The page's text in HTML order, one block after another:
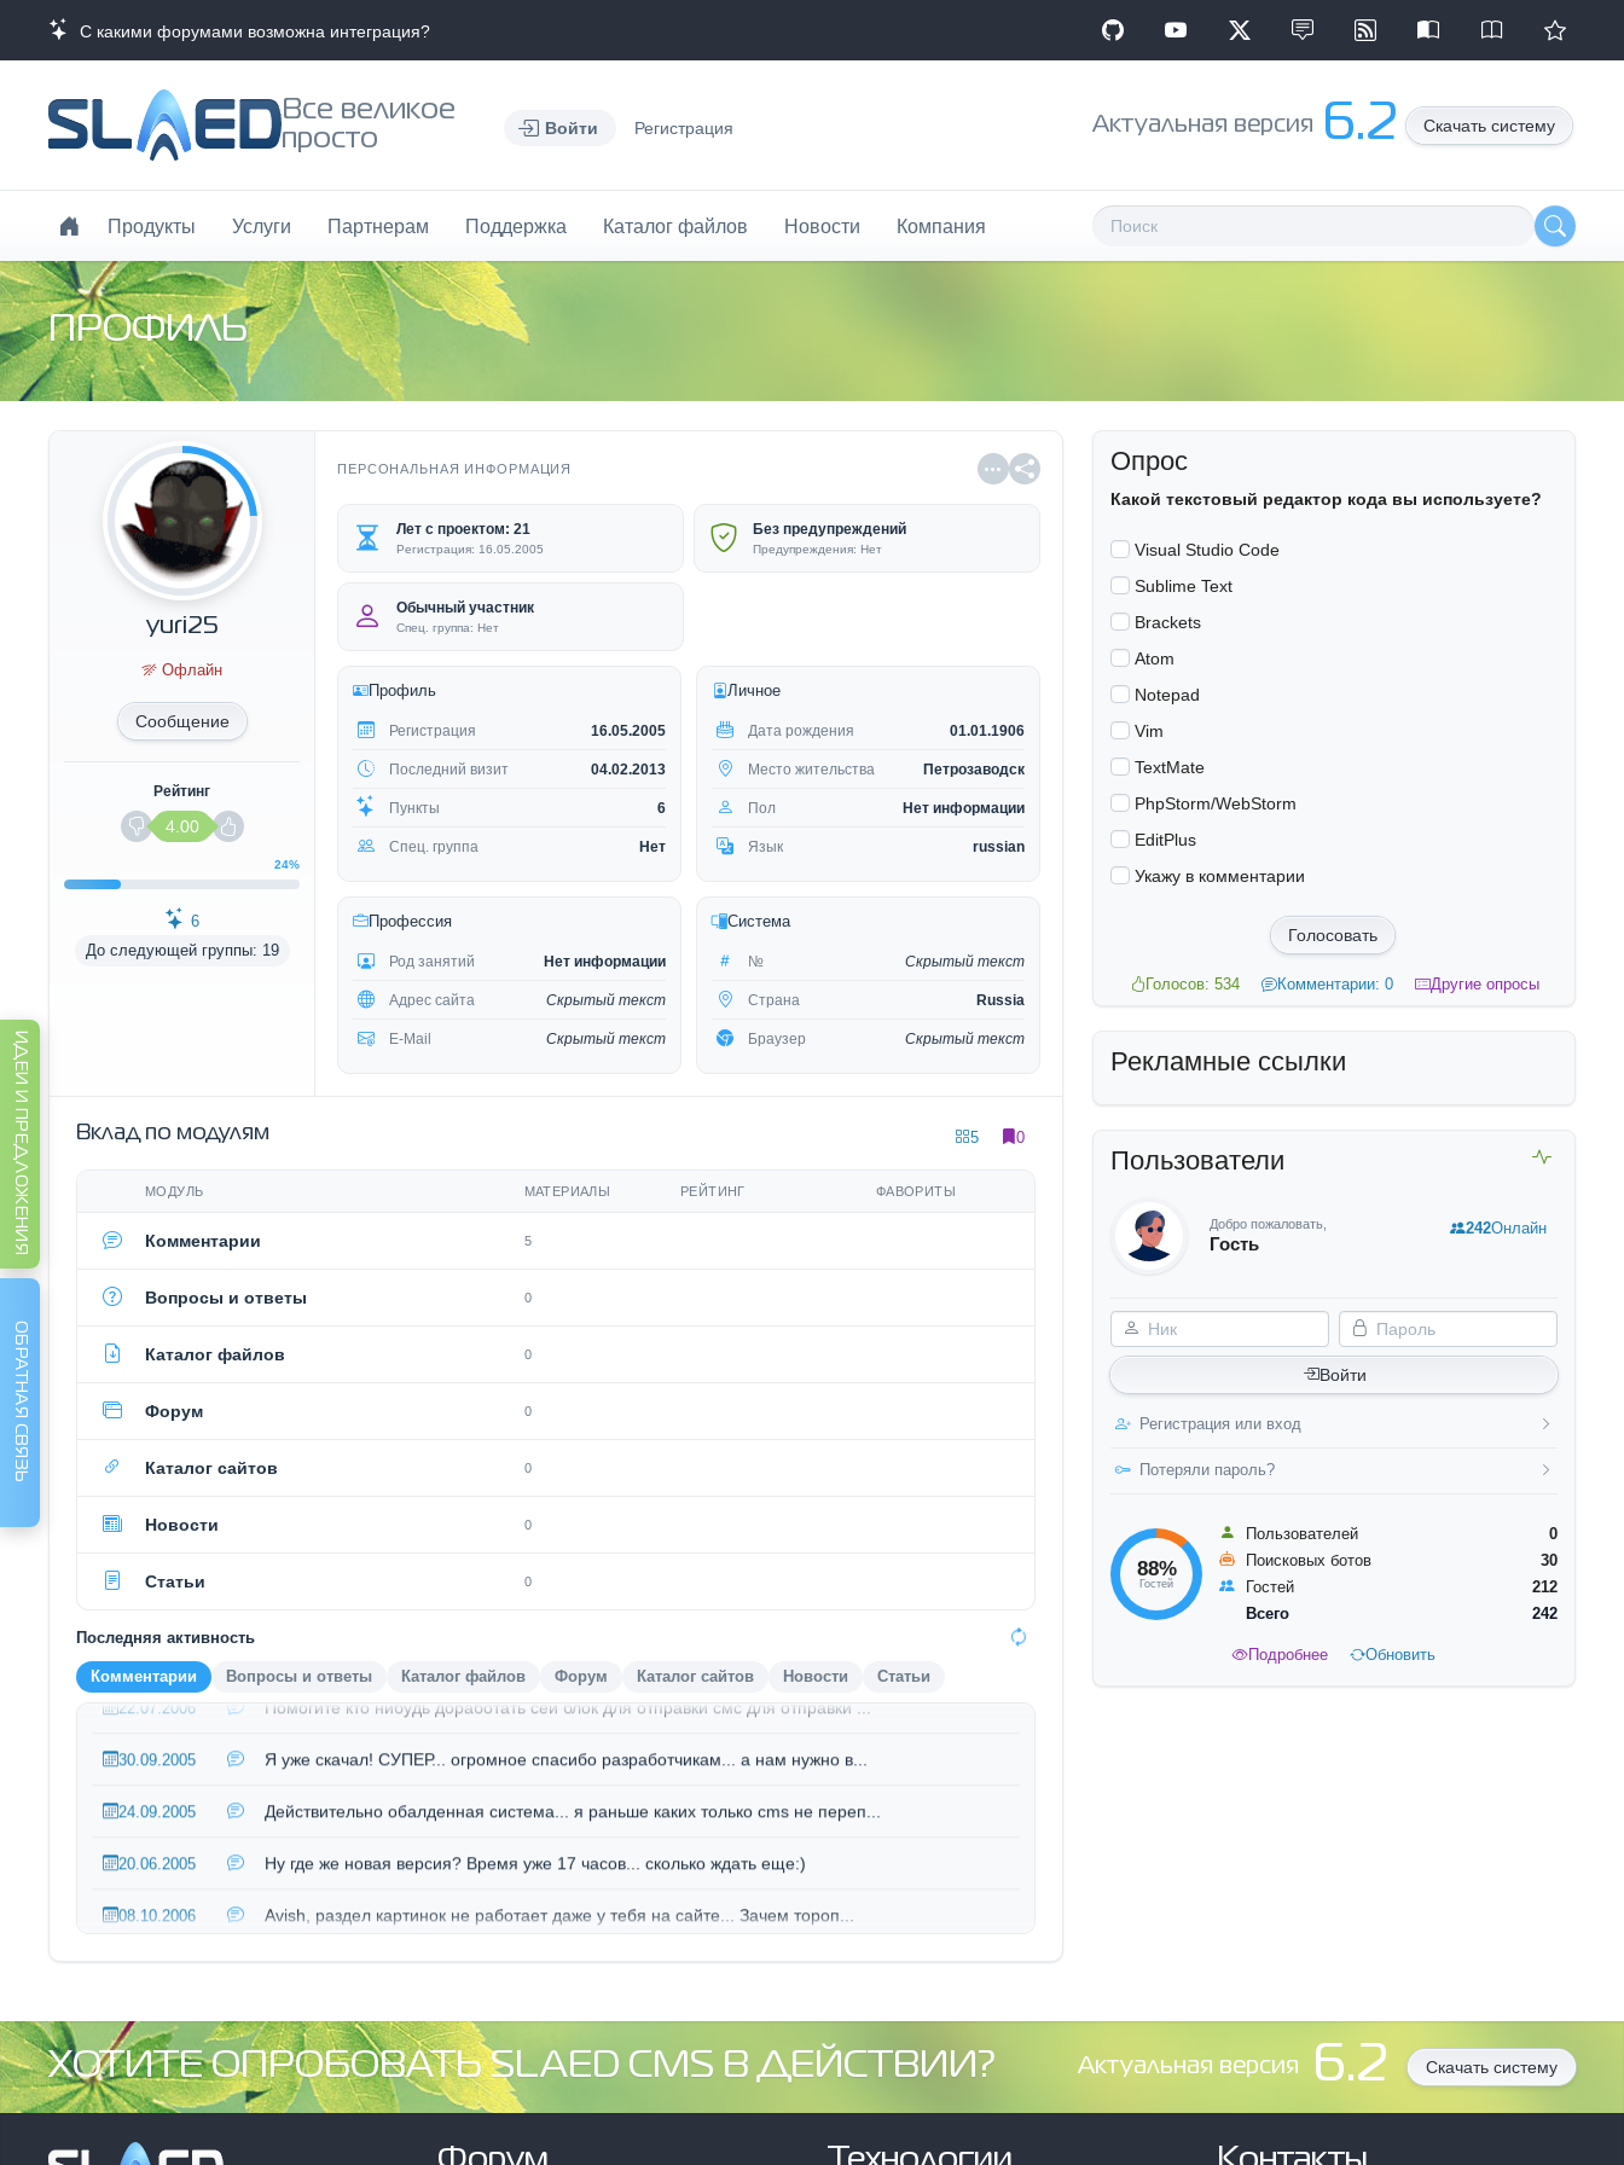
С какими форумами возможна интеграция?
Все великое
просто
Войти Регистрация Aктуальная версия 6.2 Скачать систему
Продукты Услуги Партнерам Поддержка Каталог файлов Новости Компания
ПРОФИЛЬ
yuri25
Офлайн
Сообщение
Рейтинг
4.00
24%
6
До следующей группы: 19
ПЕРСОНАЛЬНАЯ ИНФОРМАЦИЯ
Лет с проектом: 21
Регистрация: 16.05.2005
Без предупреждений
Предупреждения: Нет
Обычный участник
Спец. группа: Нет
Профиль
Регистрация 16.05.2005
Последний визит 04.02.2013
Пункты 6
Спец. группа Нет
Личное
Дата рождения 01.01.1906
Место жительства Петрозаводск
Пол Нет информации
Язык russian
Профессия
Род занятий Нет информации
Адрес сайта Скрытый текст
E-Mail Скрытый текст
Система
№ Скрытый текст
Страна Russia
Браузер Скрытый текст
Вклад по модулям 5 0
МОДУЛЬ МАТЕРИАЛЫ РЕЙТИНГ ФАВОРИТЫ
Комментарии 5
Вопросы и ответы 0
Каталог файлов 0
Форум 0
Каталог сайтов 0
Новости 0
Статьи 0
Последняя активность
Комментарии Вопросы и ответы Каталог файлов Форум Каталог сайтов Новости Статьи
08.10.2006
30.09.2005 Я уже скачал! СУПЕР... огромное спасибо разработчикам... а нам нужно в...
24.09.2005 Действительно обалденная система... я раньше каких только cms не переп...
20.06.2005 Ну где же новая версия? Время уже 17 часов... сколько ждать еще:)
08.10.2006 Avish, раздел картинок не работает даже у тебя на сайте... Зачем тороп...
24.09.2005 Действительно обалденная система... я раньше каких только cms не переп...
20.06.2005 Ну где же новая версия? Время уже 17 часов... сколько ждать еще:)
Опрос
Какой текстовый редактор кода вы используете?
Visual Studio Code
Sublime Text
Brackets
Atom
Notepad
Vim
TextMate
PhpStorm/WebStorm
EditPlus
Укажу в комментарии
Голосовать
Голосов: 534 Комментарии: 0 Другие опросы
Рекламные ссылки
Пользователи
Добро пожаловать,
Гость
Ник Пароль
Войти
Регистрация или вход
Потеряли пароль?
242Онлайн
88%
Гостей
Пользователей
0
Поисковых ботов
30
Гостей
212
Всего
242
Подробнее Обновить
ХОТИТЕ ОПРОБОВАТЬ SLAED CMS В ДЕЙСТВИИ? Aктуальная версия 6.2 Скачать систему
ИДЕИ И ПРЕДЛОЖЕНИЯ
ОБРАТНАЯ СВЯЗЬ